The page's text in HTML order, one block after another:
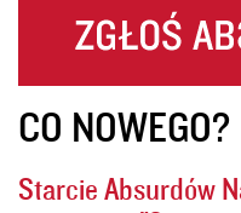
CO NOWEGO?
Starcie Absurdów